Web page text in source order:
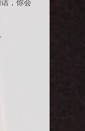
，你会